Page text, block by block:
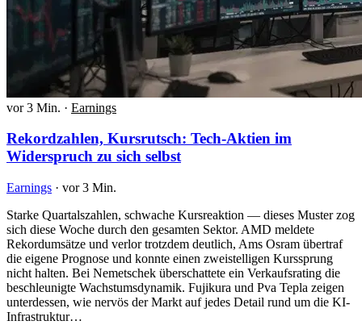
vor 3 Min. · Earnings
Rekordzahlen, Kursrutsch: Tech-Aktien im
Widerspruch zu sich selbst
Earnings · vor 3 Min.
Starke Quartalszahlen, schwache Kursreaktion — dieses Muster zog
sich diese Woche durch den gesamten Sektor. AMD meldete
Rekordumsätze und verlor trotzdem deutlich, Ams Osram übertraf
die eigene Prognose und konnte einen zweistelligen Kurssprung
nicht halten. Bei Nemetschek überschattete ein Verkaufsrating die
beschleunigte Wachstumsdynamik. Fujikura und Pva Tepla zeigen
unterdessen, wie nervös der Markt auf jedes Detail rund um die KI-
Infrastruktur…